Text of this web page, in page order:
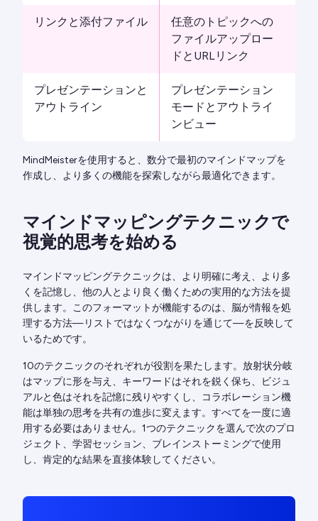
リンクと添付ファイル
任意のトピックへの
ファイルアップロー
ドとURLリンク
プレゼンテーションと
アウトライン
プレゼンテーション
モードとアウトライ
ンビュー
MindMeisterを使用すると、数分で最初のマインドマップを
作成し、より多くの機能を探索しながら最適化できます。
マインドマッピングテクニックで
視覚的思考を始める
マインドマッピングテクニックは、より明確に考え、より多
くを記憶し、他の人とより良く働くための実用的な方法を提
供します。このフォーマットが機能するのは、脳が情報を処
理する方法—リストではなくつながりを通じて—を反映して
いるためです。
10のテクニックのそれぞれが役割を果たします。放射状分岐
はマップに形を与え、キーワードはそれを鋭く保ち、ビジュ
アルと色はそれを記憶に残りやすくし、コラボレーション機
能は単独の思考を共有の進歩に変えます。すべてを一度に適
用する必要はありません。1つのテクニックを選んで次のプロ
ジェクト、学習セッション、ブレインストーミングで使用
し、肯定的な結果を直接体験してください。